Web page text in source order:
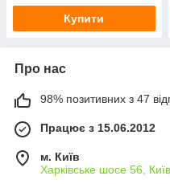
Купити
Про нас
98% позитивних з 47
Працює з 15.06.2012
м. Київ
Харківське шосе 56,